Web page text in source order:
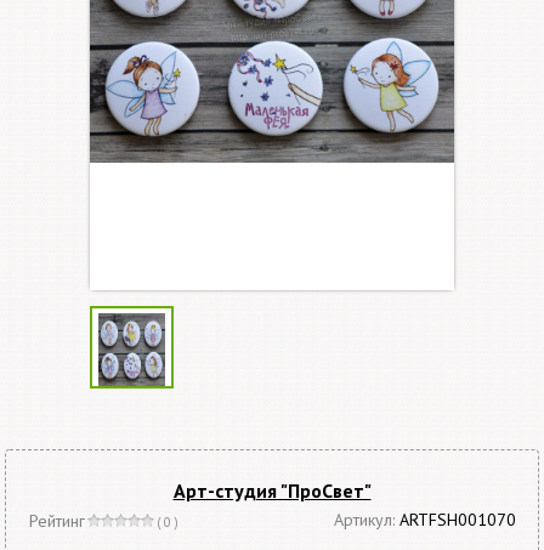
Арт-студия "ПроСвет"
Рейтинг ( 0 ) Артикул: ARTFSH001070